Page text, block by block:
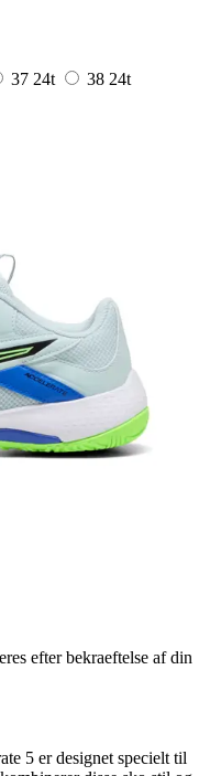
37 24t 38 24t
efter bekraeftelse af din
5 er designet specielt til